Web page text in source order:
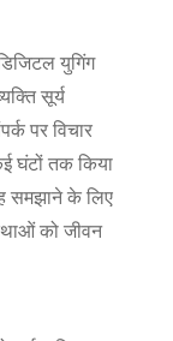
युगिंग
सूर्य
पर विचार
घंटों तक किया
समझाने के लिए
को जीवन